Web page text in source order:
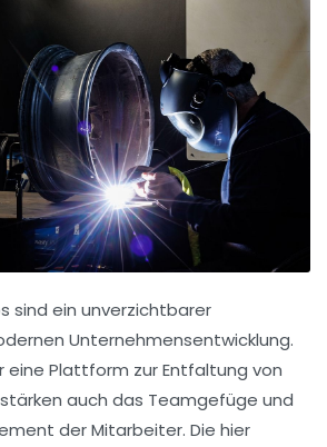
sind ein unverzichtbarer
Unternehmensentwicklung.
eine Plattform zurEntfaltung von
auch das Teamgefüge und
der Mitarbeiter. Die hier